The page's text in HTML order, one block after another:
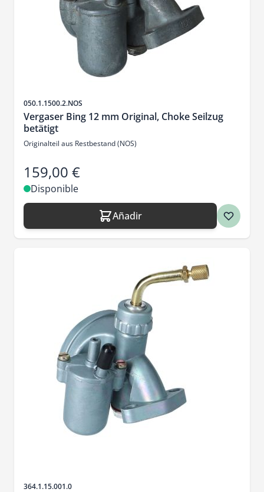
SKU
050.1.1500.2.NOS
Vergaser Bing 12 mm Original, Choke Seilzug
betätigt
Originalteil aus Restbestand (NOS)
159,00 €
Disponible
Añadir
SKU
364.1.15.001.0